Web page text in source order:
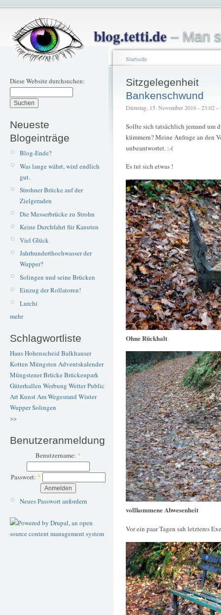
blog.tetti.de– Man
Diese Website durchsuchen:
Neueste
Blogeinträge
Blog-Ende?
Was lange währt, wird endlich
gut.
Strohner Brücke auf der
Zielgeraden
Die Messerbrücke zu Strohn
Keine Durchfahrt für Kanuten
Viel Glück
Jahrhunderthochwasser der
Wupper?
Solingen und seine Brücken
Einzug der Rollatoren!
Lurchi
mehr
Schlagwortliste
Haus Hohenscheid Balkhauser
Kotten Müngsten Adventskalender
Müngstener BrückeBrückenpark
Güterhallen Werbung WetterPublic
ArtKunstAm Wegesrand Winter
WupperSolingen
>>
Benutzeranmeldung
Benutzername: *
Passwort: *
Neues Passwort anfordern
Startseite
Sitzgelegenheit
Bankenschwund
Dienstag, 15. November 2016 - 23:02 –
Sollte sich tatsächlich jemand um
kümmern? Meine Anfrage an den
unbeantwortet. :-(
Es tut sich etwas !
Ohne Rückhalt
vollkommene Abwesenheit
Vor ein paar Tagen sah letzteres